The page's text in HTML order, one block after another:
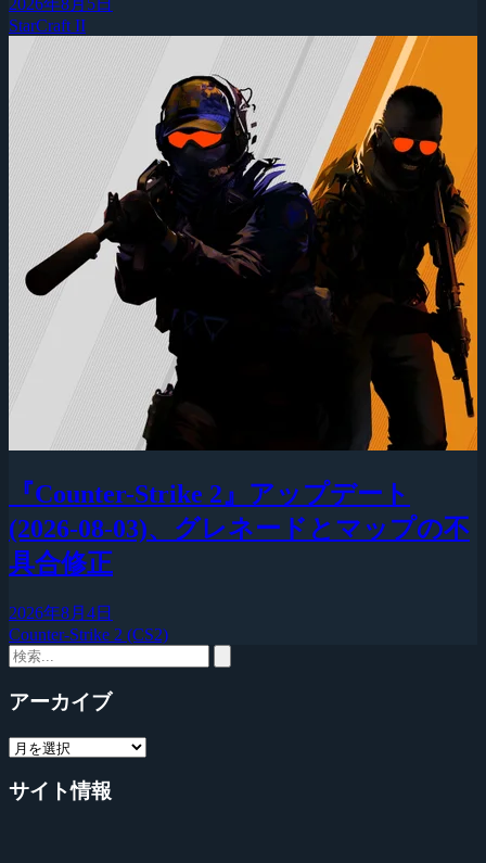
2026年8月5日
StarCraft II
『Counter-Strike 2』アップデート
(2026-08-03)、グレネードとマップの不
具合修正
2026年8月4日
Counter-Strike 2 (CS2)
アーカイブ
サイト情報